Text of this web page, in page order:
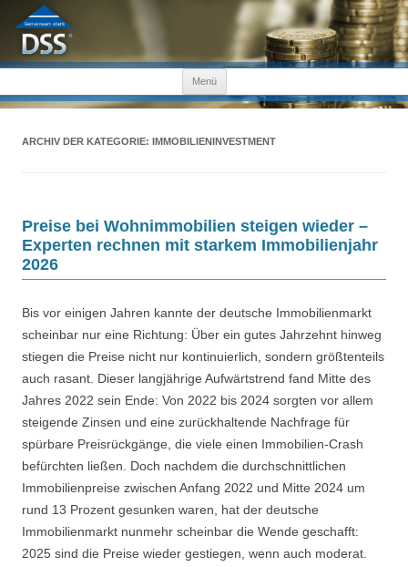
Menü
Zum Inhalt springen
ARCHIV DER KATEGORIE: IMMOBILIENINVESTMENT
Preise bei Wohnimmobilien steigen wieder –
Experten rechnen mit starkem Immobilienjahr
2026
Bis vor einigen Jahren kannte der deutsche Immobilienmarkt
scheinbar nur eine Richtung: Über ein gutes Jahrzehnt hinweg
stiegen die Preise nicht nur kontinuierlich, sondern größtenteils
auch rasant. Dieser langjährige Aufwärtstrend fand Mitte des
Jahres 2022 sein Ende: Von 2022 bis 2024 sorgten vor allem
steigende Zinsen und eine zurückhaltende Nachfrage für
spürbare Preisrückgänge, die viele einen Immobilien-Crash
befürchten ließen. Doch nachdem die durchschnittlichen
Immobilienpreise zwischen Anfang 2022 und Mitte 2024 um
rund 13 Prozent gesunken waren, hat der deutsche
Immobilienmarkt nunmehr scheinbar die Wende geschafft:
2025 sind die Preise wieder gestiegen, wenn auch moderat.